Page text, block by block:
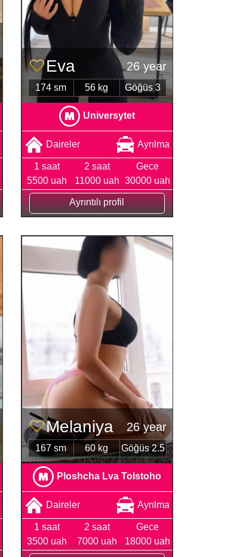
Eva 26 year
174 sm 56 kg Göğüs 3
Universytet
Daireler Ayrılma
1 saat
5500 uah
2 saat
11000 uah
Gece
30000 uah
Ayrıntılı profil
Melaniya 26 year
167 sm 60 kg Göğüs 2.5
Ploshcha Lva Tolstoho
Daireler Ayrılma
1 saat
3500 uah
2 saat
7000 uah
Gece
18000 uah